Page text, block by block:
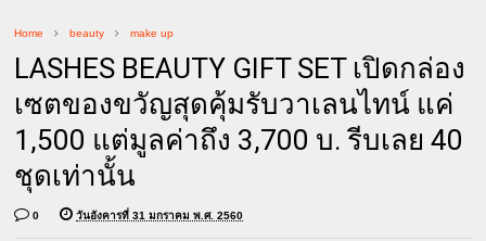
Home beauty make up
LASHES BEAUTY GIFT SET เปิดกล่อง
เซตของขวัญสุดคุ้มรับวาเลนไทน์ แค่
1,500 แต่มูลค่าถึง 3,700 บ. รีบเลย 40
ชุดเท่านั้น
0 วันอังคารที่ 31 มกราคม พ.ศ. 2560